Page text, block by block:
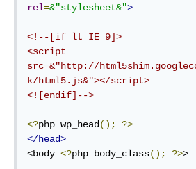
rel=&"stylesheet&">
<!--[if lt IE 9]>
<script
src=&"http://
k/html5.js&"></script>
<![endif]-->
<?php wp_head ();
?>
</head>
<body <?php body_class(); ?>>